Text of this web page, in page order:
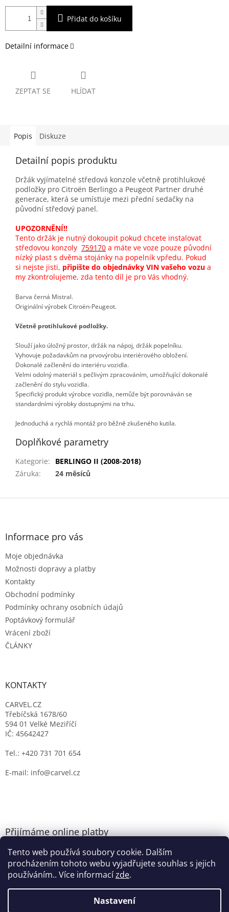
Tento web používá soubory cookie. Dalším
procházením tohoto webu vyjadřujete souhlas s jejich
používáním.. Více informacízde.
Nastavení
Přidat do košíku
Detailní informace
ZEPTAT SE HLÍDAT
Popis Diskuze
Detailní popis produktu
Držák vyjímatelné středová konzole včetně protihlukové
podložky pro Citroën Berlingo a Peugeot Partner druhé
generace, která se umísťuje mezi přední sedačky na
původní středový panel.
UPOZORNĚNÍ!!
Tento držák je nutný dokoupit pokud chcete instalovat
středovou konzoly 759170 a máte ve voze pouze původní
nízký plast s dvěma stojánky na popelník vpředu. Pokud
si nejste jisti, připište do objednávky VIN vašeho vozu a
my zkontrolujeme, zda tento díl je pro Vás vhodný.
Barva černá Mistral.
Originální výrobek Citroën-Peugeot.
Včetně protihlukové podložky.
Slouží jako úložný prostor, držák na nápoj, držák popelníku.
Vyhovuje požadavkům na prvovýrobu interiérového obložení.
Dokonalé začlenění do interiéru vozidla.
Velmi odolný materiál s pečlivým zpracováním, umožňující dokonalé
začlenění do stylu vozidla.
Specifický produkt výrobce vozidla, nemůže být porovnáván se
standardními výrobky dostupnými na trhu.
Jednoduchá a rychlá montáž pro běžně zkušeného kutila.
Doplňkové parametry
Kategorie:
BERLINGO II (2008-2018)
Záruka: 24 měsíců
Z
Informace pro vás
Moje objednávka
Možnosti dopravy a platby
Kontakty
Obchodní podmínky
Podmínky ochrany osobních údajů
Poptávkový formulář
Vrácení zboží
ČLÁNKY
KONTAKTY
CARVEL.CZ
Třebíčská 1678/60
594 01 Velké Meziříčí
IČ: 45642427
Tel.: +420 731 701 654
E-mail: info@carvel.cz
Přijímáme online platby
Vytvořil Shoptet